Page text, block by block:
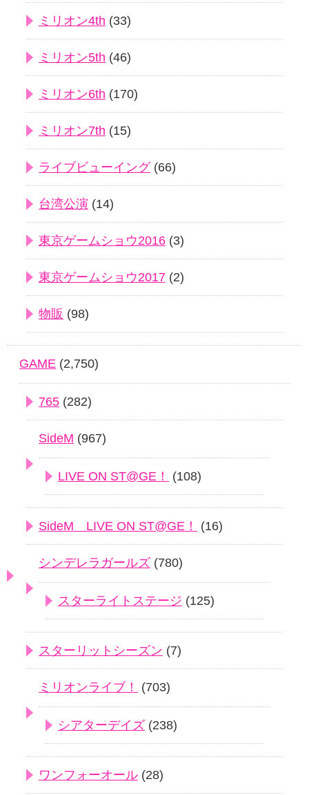
ミリオン4th (33)
ミリオン5th (46)
ミリオン6th (170)
ミリオン7th (15)
ライブビューイング(66)
台湾公演 (14)
東京ゲームショウ2016 (3)
東京ゲームショウ2017 (2)
物販 (98)
GAME (2,750)
765 (282)
SideM (967)
LIVE ON ST@GE！ (108)
SideM LIVE ON ST@GE！ (16)
シンデレラガールズ (780)
スターライトステージ (125)
スターリットシーズン (7)
ミリオンライブ！ (703)
シアターデイズ (238)
ワンフォーオール (28)